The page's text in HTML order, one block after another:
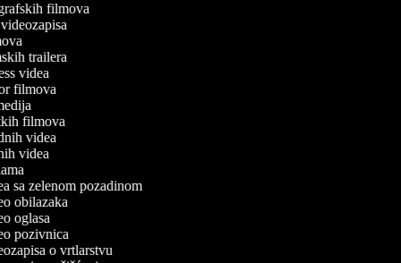
filmova
trailera
videa
filmova
filmova
videa
videa
sa zelenom pozadinom
obilazaka
oglasa
pozivnica
o vrtlarstvu